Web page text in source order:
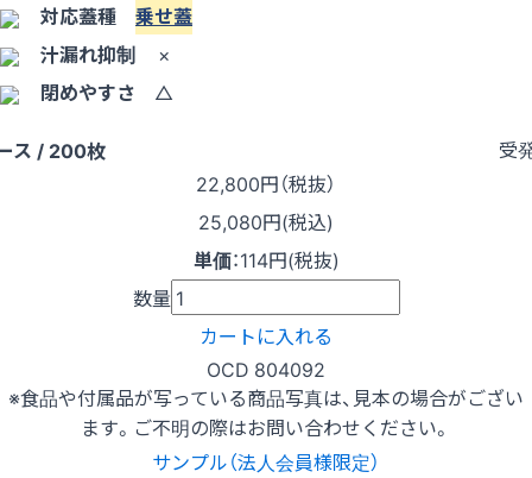
対応蓋種 乗せ蓋
汁漏れ抑制
×
閉めやすさ
△
ス / 200枚
受
22,800円（税抜）
25,080円(税込)
単価：114円(税抜)
数量
カートに入れる
OCD 804092
※食品や付属品が写っている商品写真は、見本の場合がござい
ます。ご不明の際はお問い合わせください。
サンプル（法人会員様限定）